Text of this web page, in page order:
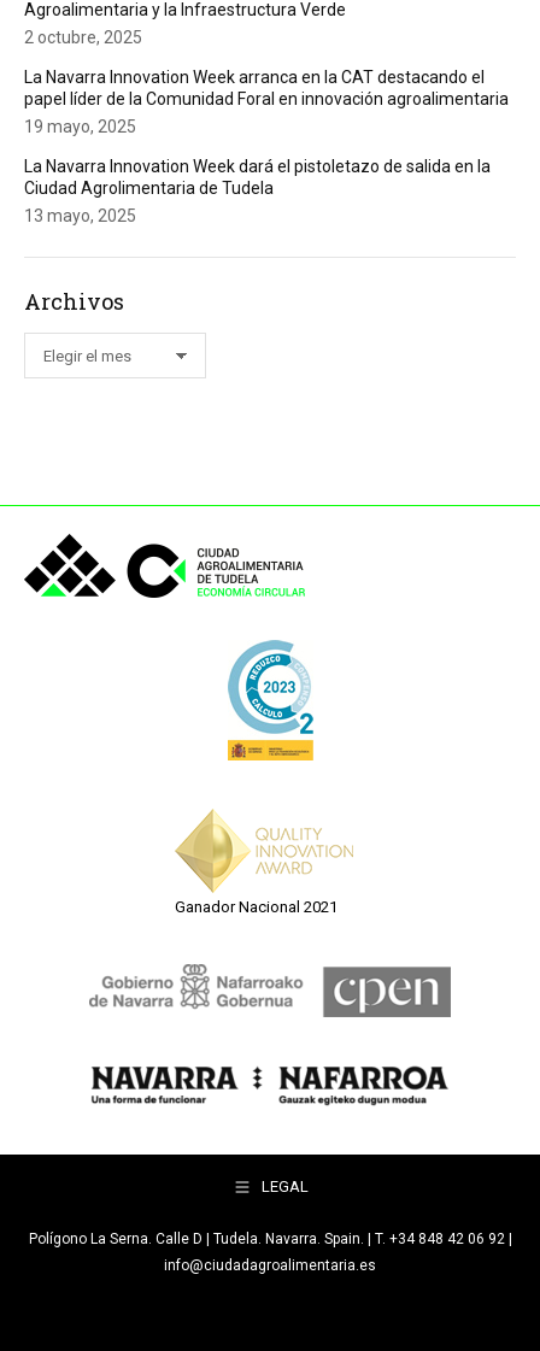
Agroalimentaria y la Infraestructura Verde
2 octubre, 2025
La Navarra Innovation Week arranca en la CAT destacando el
papel líder de la Comunidad Foral en innovación agroalimentaria
19 mayo, 2025
La Navarra Innovation Week dará el pistoletazo de salida en la
Ciudad Agrolimentaria de Tudela
13 mayo, 2025
Archivos
Ganador Nacional 2021
LEGAL
Polígono La Serna. Calle D | Tudela. Navarra. Spain. | T. +34 848 42 06 92 |
info@ciudadagroalimentaria.es